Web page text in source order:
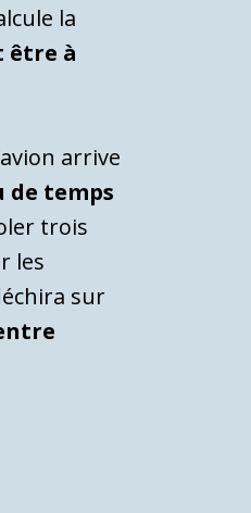
la
être à
arrive
de temps
trois
les
sur